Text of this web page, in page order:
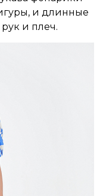
и длинные
и плеч.